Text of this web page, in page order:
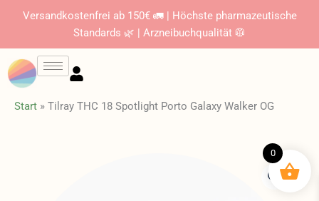
Versandkostenfrei ab 150€ 🚛 | Höchste pharmazeutische
Standards 🌿 | Arzneibuchqualität 🥼
Start » Tilray THC 18 Spotlight Porto Galaxy Walker OG
0